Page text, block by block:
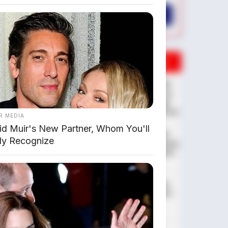
AMBIL PROMO >
DIJUAL MOBIL BEKAS DENPASAR
DIJUAL: Suzuki Swift GX 2013
Manual – Hitam Legam, Low
KM 100 Ribu, Pajak Panjang!
Kondisi Istimewa di Denpasar
DIJUAL: Nissan Serena HWS
Hanya 68.000 KM! Siap Pakai
di Denpasar
Ultimate 2023 Matic – Surat
Bali, KM 44.000, Pajak
MEDIA
Muir's New Partner, Whom You'll
Recognize